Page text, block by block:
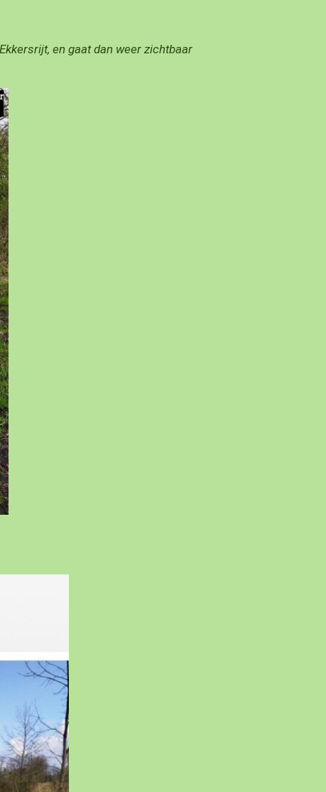
en gaat dan weer zichtbaar